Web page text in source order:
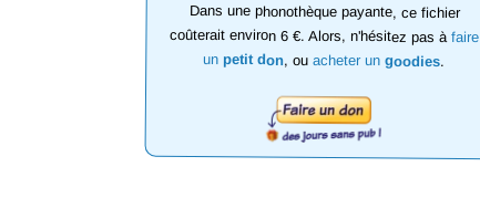
Dans une phonothèque payante, ce fichier
coûterait environ 6 €. Alors, n'hésitez pas àfaire
un petit don, ouacheter ungoodies.